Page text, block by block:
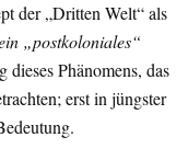
der „Dritten Welt“ als
„postkoloniales“
dieses Phänomens, das
erst in jüngster